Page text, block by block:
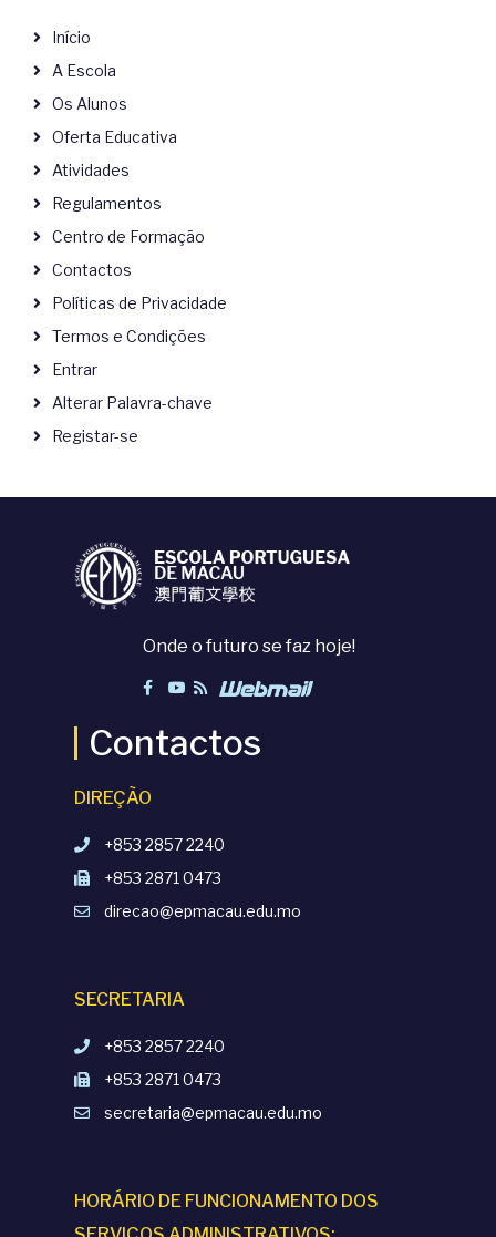
Início
A Escola
Os Alunos
Oferta Educativa
Atividades
Regulamentos
Centro de Formação
Contactos
Políticas de Privacidade
Termos e Condições
Entrar
Alterar Palavra-chave
Registar-se
Onde o futuro se faz hoje!
Contactos
DIREÇÃO
+853 2857 2240
+853 2871 0473
direcao@epmacau.edu.mo
SECRETARIA
+853 2857 2240
+853 2871 0473
secretaria@epmacau.edu.mo
HORÁRIO DE FUNCIONAMENTO DOS